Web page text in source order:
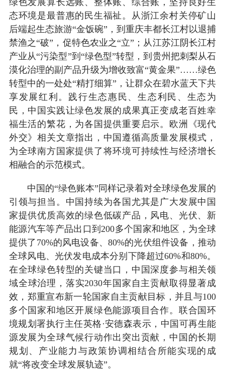
态环境是最普惠的民生福祉。从浙江余村关停矿山
后端起生态旅游“金饭碗”，到重庆丰都长江村以退捕
禁渔之“破”，促特色农业之“立”；从江苏江阴长江村
产业从“污染型”到“绿色型”转型，到贵州把刺梨从石
漠化治理的副产品升级为增收致富“黄金果”……绿色
转型中的一处处“精打细算”，让群众在碧水蓝天下共
享发展红利。践行生态惠民、生态利民、生态为
民，中国实践让绿色发展的成果真正变成老百姓幸
福生活的繁花，为各国提供重要启示。欧洲《现代
外交》相关文章指出，中国遵循高质量发展模式，
为全球南方国家提供了将环境可持续性与经济增长
相融合的示范模式。
中国的“绿色账本”同样记录着对全球绿色发展的
引领与担当。中国持续为各国尤其是广大发展中国
家提供优质高效的绿色低碳产品，风电、光伏、新
能源汽车等产品出口到200多个国家和地区，为全球
提供了70%的风电设备、80%的光伏组件设备，推动
全球风电、光伏发电成本分别下降超过60%和80%。
在全球绿色转型的关键当口，中国深度参与相关领
域全球治理，落实2030年国家自主贡献取得显著成
效，郑重宣布新一轮国家自主贡献目标，并且与100
多个国家和地区开展绿色能源项目合作。联合国环
境规划署执行主任英格·安德森表示，中国可再生能
源发展为全球气候行动作出突出贡献，中国的长期
规划、产业能力与政策协调相结合所能实现的成
就“将改变全球发展轨迹”。